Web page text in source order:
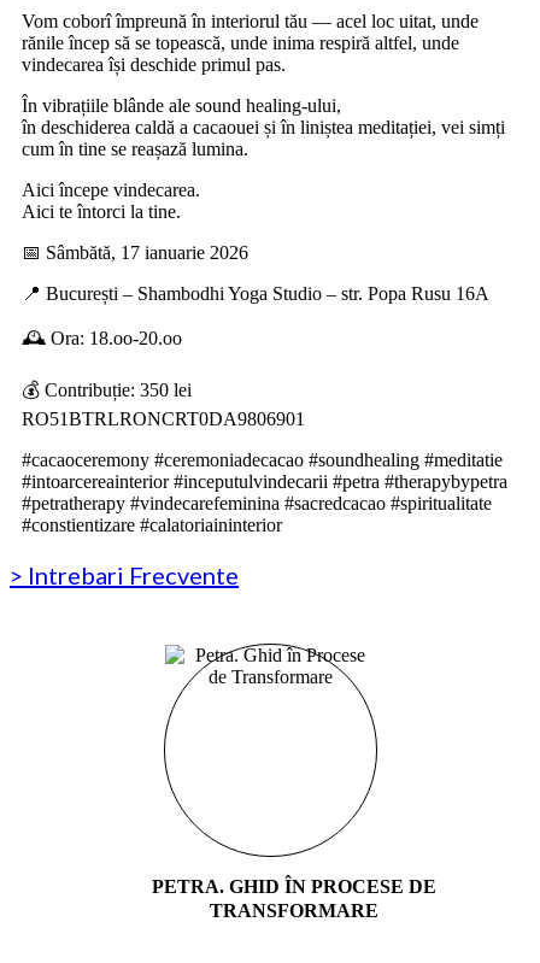
Vom coborî împreună în interiorul tău — acel loc uitat, unde
rănile încep să se topească, unde inima respiră altfel, unde
vindecarea își deschide primul pas.
În vibrațiile blânde ale sound healing-ului,
în deschiderea caldă a cacaouei și în liniștea meditației, vei simți
cum în tine se reașază lumina.
Aici începe vindecarea.
Aici te întorci la tine.
📅 Sâmbătă, 17 ianuarie 2026
📍 București – Shambodhi Yoga Studio – str. Popa Rusu 16A
🕰 Ora: 18.oo-20.oo
💰 Contribuție: 350 lei
RO51BTRLRONCRT0DA9806901
#cacaoceremony #ceremoniadecacao #soundhealing #meditatie
#intoarcereainterior #inceputulvindecarii #petra #therapybypetra
#petratherapy #vindecarefeminina #sacredcacao #spiritualitate
#constientizare #calatoriaininterior
> Intrebari Frecvente
PETRA. GHID ÎN PROCESE DE
TRANSFORMARE